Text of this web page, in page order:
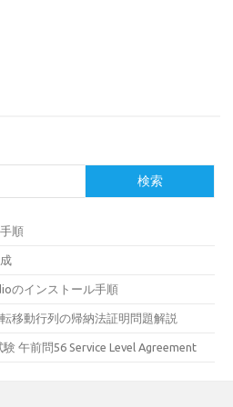
検索
順
のインストール手順
移動行列の帰納法証明問題解説
午前問56 Service Level Agreement